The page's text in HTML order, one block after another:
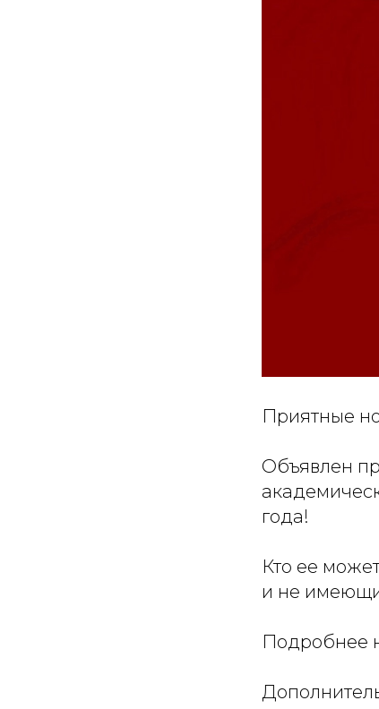
Приятные
Объявлен
года!
Кто ее
и не
Подробнее